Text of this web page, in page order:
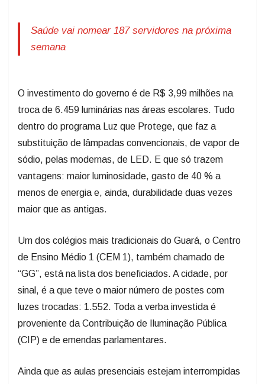
Saúde vai nomear 187 servidores na próxima
semana
O investimento do governo é de R$ 3,99 milhões na
troca de 6.459 luminárias nas áreas escolares. Tudo
dentro do programa Luz que Protege, que faz a
substituição de lâmpadas convencionais, de vapor de
sódio, pelas modernas, de LED. E que só trazem
vantagens: maior luminosidade, gasto de 40 % a
menos de energia e, ainda, durabilidade duas vezes
maior que as antigas.
Um dos colégios mais tradicionais do Guará, o Centro
de Ensino Médio 1 (CEM 1), também chamado de
“GG”, está na lista dos beneficiados. A cidade, por
sinal, é a que teve o maior número de postes com
luzes trocadas: 1.552. Toda a verba investida é
proveniente da Contribuição de Iluminação Pública
(CIP) e de emendas parlamentares.
Ainda que as aulas presenciais estejam interrompidas